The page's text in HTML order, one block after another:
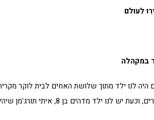
לעולם
במקהלה
כמה ילדים צעירים, וכעת יש